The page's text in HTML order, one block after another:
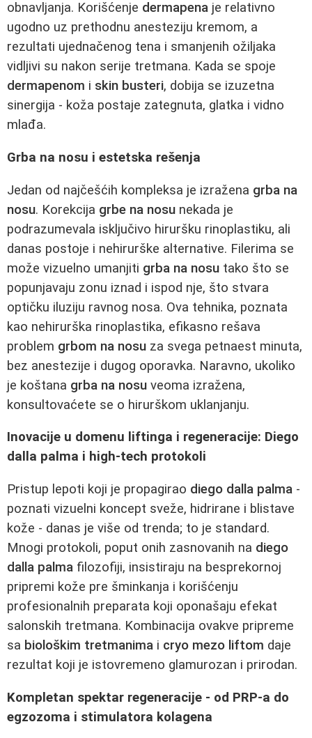
obnavljanja. Korišćenje dermapena je relativno
ugodno uz prethodnu anesteziju kremom, a
rezultati ujednačenog tena i smanjenih ožiljaka
vidljivi su nakon serije tretmana. Kada se spoje
dermapenom i skin busteri, dobija se izuzetna
sinergija - koža postaje zategnuta, glatka i vidno
mlađa.
Grba na nosu i estetska rešenja
Jedan od najčešćih kompleksa je izražena grba na
nosu. Korekcija grbe na nosu nekada je
podrazumevala isključivo hiruršku rinoplastiku, ali
danas postoje i nehirurške alternative. Filerima se
može vizuelno umanjiti grba na nosu tako što se
popunjavaju zonu iznad i ispod nje, što stvara
optičku iluziju ravnog nosa. Ova tehnika, poznata
kao nehirurška rinoplastika, efikasno rešava
problem grbom na nosu za svega petnaest minuta,
bez anestezije i dugog oporavka. Naravno, ukoliko
je koštana grba na nosu veoma izražena,
konsultovaćete se o hirurškom uklanjanju.
Inovacije u domenu liftinga i regeneracije: Diego
dalla palma i high-tech protokoli
Pristup lepoti koji je propagirao diego dalla palma -
poznati vizuelni koncept sveže, hidrirane i blistave
kože - danas je više od trenda; to je standard.
Mnogi protokoli, poput onih zasnovanih na diego
dalla palma filozofiji, insistiraju na besprekornoj
pripremi kože pre šminkanja i korišćenju
profesionalnih preparata koji oponašaju efekat
salonskih tretmana. Kombinacija ovakve pripreme
sa biološkim tretmanima i cryo mezo liftom daje
rezultat koji je istovremeno glamurozan i prirodan.
Kompletan spektar regeneracije - od PRP-a do
egzozoma i stimulatora kolagena